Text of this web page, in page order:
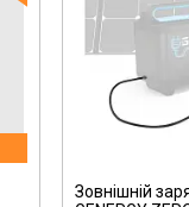
Зовнішній